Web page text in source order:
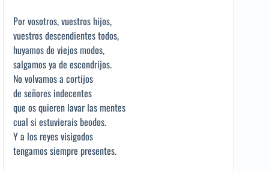
Por vosotros, vuestros hijos,
vuestros descendientes todos,
huyamos de viejos modos,
salgamos ya de escondrijos.
No volvamos a cortijos
de señores indecentes
que os quieren lavar las mentes
cual si estuvierais beodos.
Y a los reyes visigodos
tengamos siempre presentes.